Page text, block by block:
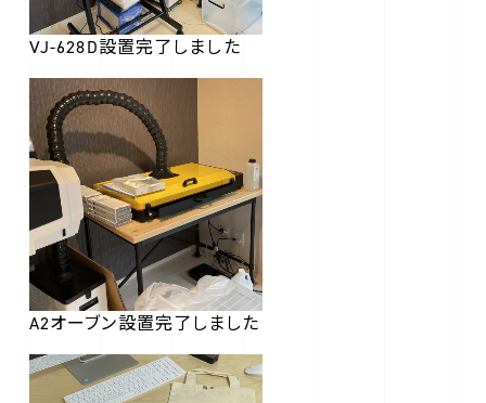
VJ-628D設置完了しました
A2オーブン設置完了しました